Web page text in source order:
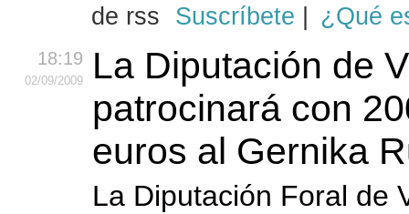
Suscríbete ¿Qué
18:19
02/09/2009
La Diputación de
patrocinará con
euros al Gernika
La Diputación Foral de